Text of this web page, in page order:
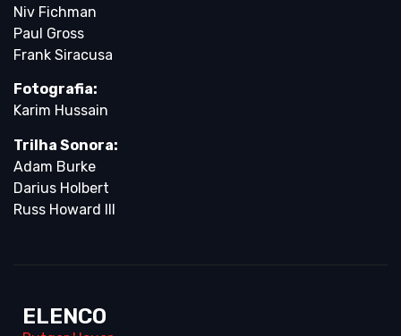
Niv Fichman
Paul Gross
Frank Siracusa
Fotografia:
Karim Hussain
Trilha Sonora:
Adam Burke
Darius Holbert
Russ Howard III
ELENCO